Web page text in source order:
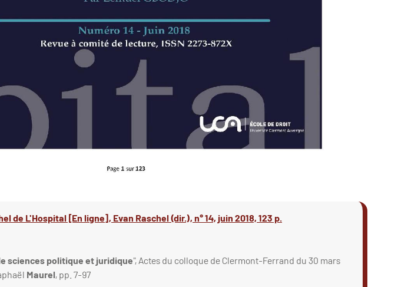
de L'Hospital [En ligne], Evan Raschel (dir.), n° 14, juin 2018, 123 p.
sciences politique et juridique", Actes du colloque de Clermont-Ferrand du 30 mars
Maurel, pp. 7-97